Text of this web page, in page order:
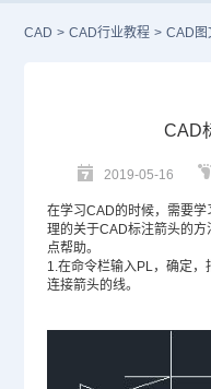
CAD > CAD行业教程 > CAD图
CAD
2019-05-16
在学习CAD的时候，需要学
理的关于CAD标注箭头的
点帮助。
1.在命令栏输入PL，确定，
连接箭头的线。